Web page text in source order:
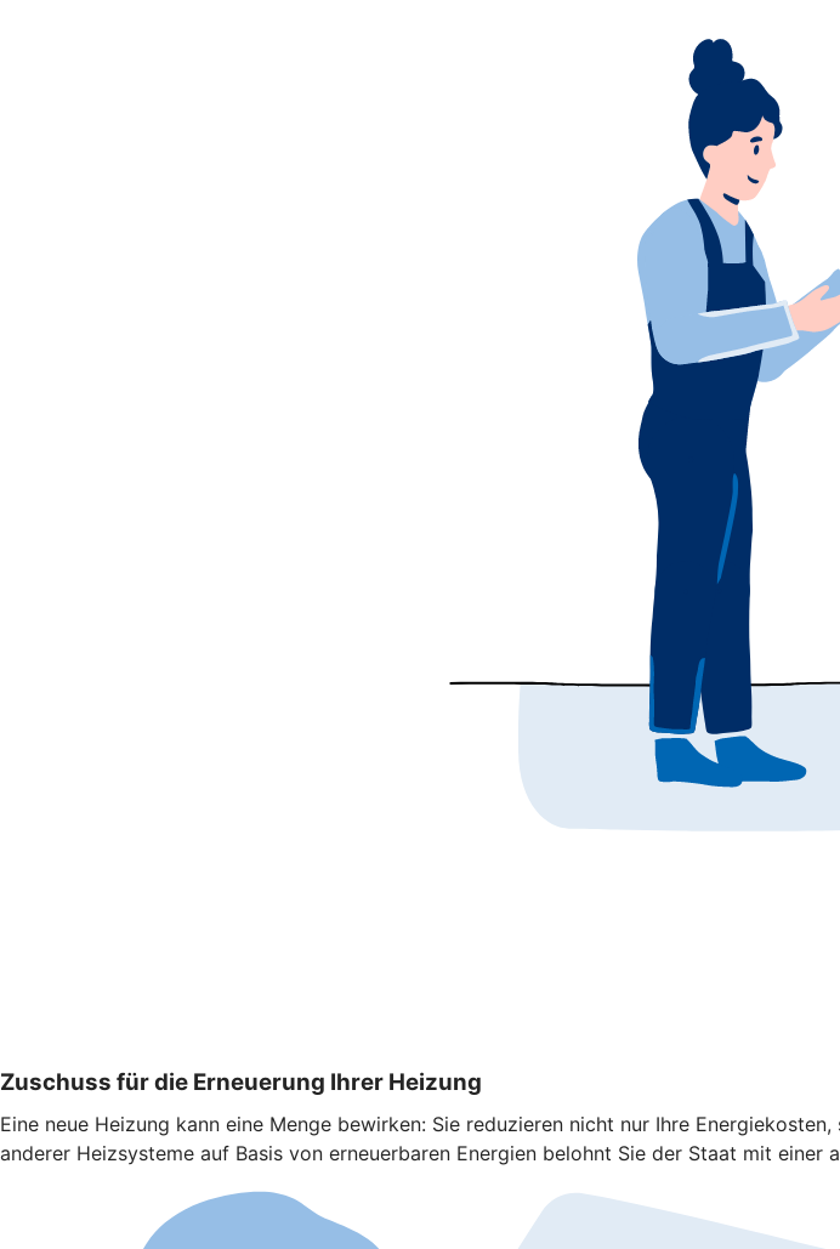
Zuschuss für die Erneuerung Ihrer Heizung
Eine neue Heizung kann eine Menge bewirken: Sie reduzieren nicht nur Ihre
anderer Heizsysteme auf Basis von erneuerbaren Energien belohnt Sie der Staat mit einer